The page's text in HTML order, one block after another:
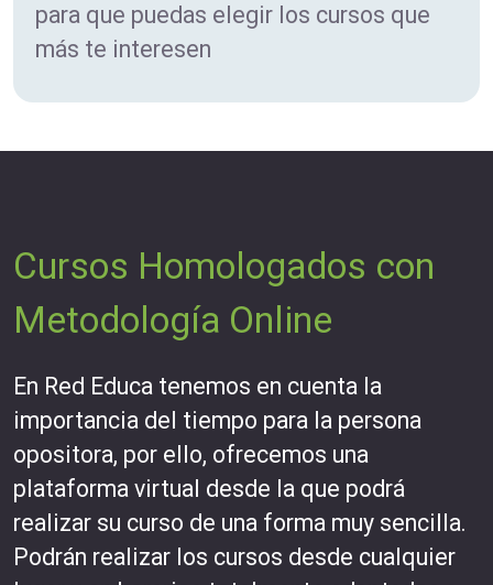
para que puedas elegir los cursos que
más te interesen
Cursos Homologados con
Metodología Online
En Red Educa tenemos en cuenta la
importancia del tiempo para la persona
opositora, por ello, ofrecemos una
plataforma virtual desde la que podrá
realizar su curso de una forma muy sencilla.
Podrán realizar los cursos desde cualquier